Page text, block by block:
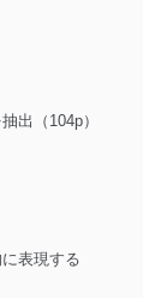
出（104p）
表現する